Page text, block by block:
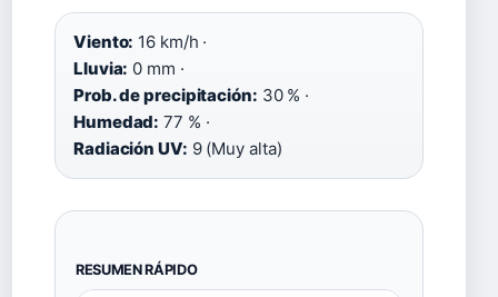
Viento: 16 km/h ·
Lluvia: 0 mm ·
Prob. de precipitación: 30 % ·
Humedad: 77 % ·
Radiación UV: 9 (Muy alta)
RESUMEN RÁPIDO